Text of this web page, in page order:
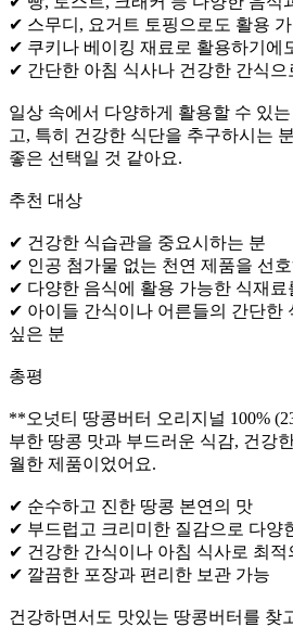
✔ 스무디, 요거트 토핑으로도 활용
✔ 쿠키나 베이킹 재료로 활용하기에
✔ 간단한 아침 식사나 건강한 간식으
일상 속에서 다양하게 활용할 수 있
고, 특히 건강한 식단을 추구하시는
좋은 선택일 것 같아요.
추천 대상
✔ 건강한 식습관을 중요시하는 분
✔ 인공 첨가물 없는 천연 제품을 선
✔ 다양한 음식에 활용 가능한 식재료
✔ 아이들 간식이나 어른들의 간단한
싶은 분
총평
**오넛티 땅콩버터 오리지널 100%
부한 땅콩 맛과 부드러운 식감, 건강
월한 제품이었어요.
✔ 순수하고 진한 땅콩 본연의 맛
✔ 부드럽고 크리미한 질감으로 다양
✔ 건강한 간식이나 아침 식사로 최적
✔ 깔끔한 포장과 편리한 보관 가능
건강하면서도 맛있는 땅콩버터를 찾